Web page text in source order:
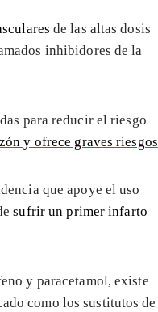
de las altas dosis
inhibidores de la
para reducir el riesgo
y ofrece graves riesgos
que apoye el uso
sufrir un primer infarto
y paracetamol, existe
como los sustitutos de